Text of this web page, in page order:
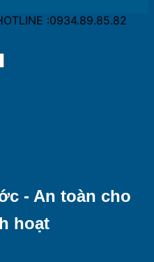
:0934.89.85.82
- An toàn cho
hoạt